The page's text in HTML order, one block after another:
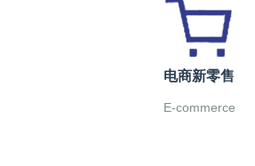
电商新零售
E-commerce